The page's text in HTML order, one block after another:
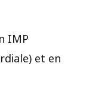
IMP
et en